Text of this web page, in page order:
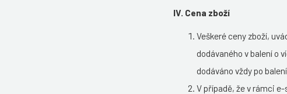
IV. Cena zboží
Veškeré ceny zboží,
dodávaného v balení o
dodáváno vždy po
V případě, že v rámci